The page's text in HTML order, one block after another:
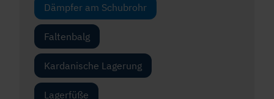
Dämpfer am Schubrohr
Faltenbalg
Kardanische Lagerung
Lagerfüße